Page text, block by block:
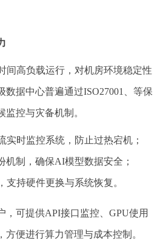
间高负载运行，对机房环境稳定性
数据中心普遍通过ISO27001、等保
监控与灾备机制。
实时监控系统，防止过热宕机；
机制，确保AI模型数据安全；
支持硬件更换与系统恢复。
，可提供API接口监控、GPU使用
便进行算力管理与成本控制。